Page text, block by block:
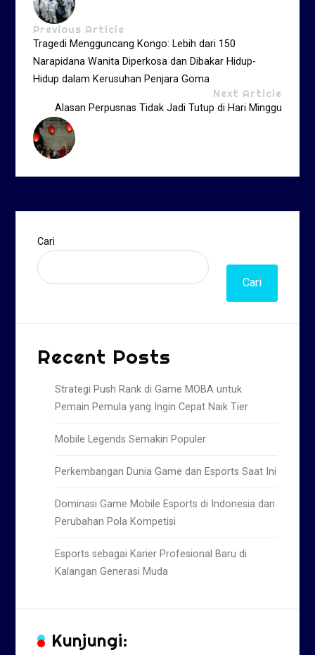
Previous Article
Tragedi Mengguncang Kongo: Lebih dari 150
Narapidana Wanita Diperkosa dan Dibakar Hidup-
Hidup dalam Kerusuhan Penjara Goma
Next Article
Alasan Perpusnas Tidak Jadi Tutup di Hari Minggu
Cari
Cari
Recent Posts
Strategi Push Rank di Game MOBA untuk
Pemain Pemula yang Ingin Cepat Naik Tier
Mobile Legends Semakin Populer
Perkembangan Dunia Game dan Esports Saat Ini
Dominasi Game Mobile Esports di Indonesia dan
Perubahan Pola Kompetisi
Esports sebagai Karier Profesional Baru di
Kalangan Generasi Muda
Kunjungi: